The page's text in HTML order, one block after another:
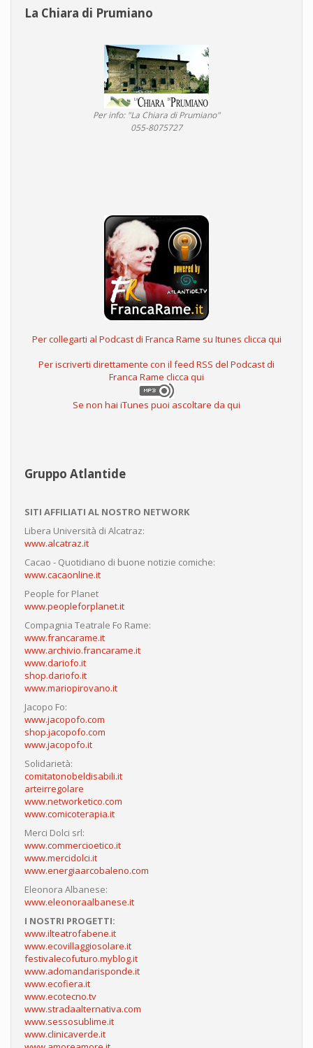
La Chiara di Prumiano
Per info: "La Chiara di Prumiano"
055-8075727
Per collegarti al Podcast di Franca Rame su Itunes clicca qui
Per iscriverti direttamente con il feed RSS del Podcast di
Franca Rame clicca qui
Se non hai iTunes puoi ascoltare da qui
Gruppo Atlantide
SITI AFFILIATI AL NOSTRO NETWORK
Libera Università di Alcatraz:
www.alcatraz.it
Cacao - Quotidiano di buone notizie comiche:
www.cacaonline.it
People for Planet
www.peopleforplanet.it
Compagnia Teatrale Fo Rame:
www.francarame.it
www.archivio.francarame.it
www.dariofo.it
shop.dariofo.it
www.mariopirovano.it
Jacopo Fo:
www.jacopofo.com
shop.jacopofo.com
www.jacopofo.it
Solidarietà:
comitatonobeldisabili.it
arteirregolare
www.networketico.com
www.comicoterapia.it
Merci Dolci srl:
www.commercioetico.it
www.mercidolci.it
www.energiaarcobaleno.com
Eleonora Albanese:
www.eleonoraalbanese.it
I NOSTRI PROGETTI:
www.ilteatrofabene.it
www.ecovillaggiosolare.it
festivalecofuturo.myblog.it
www.adomandarisponde.it
www.ecofiera.it
www.ecotecno.tv
www.stradaalternativa.com
www.sessosublime.it
www.clinicaverde.it